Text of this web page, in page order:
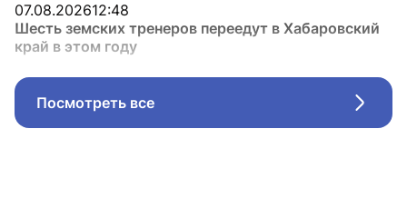
07.08.202612:48
Шесть земских тренеров переедут в Хабаровский
край в этом году
Посмотреть все